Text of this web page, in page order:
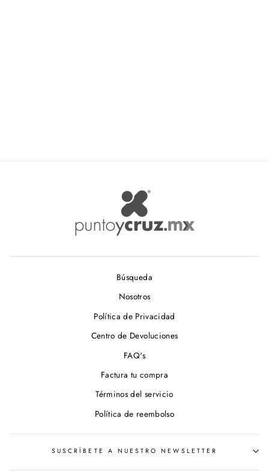
Búsqueda
Nosotros
Política de Privacidad
Centro de Devoluciones
FAQ's
Factura tu compra
Términos del servicio
Política de reembolso
SUSCRÍBETE A NUESTRO NEWSLETTER